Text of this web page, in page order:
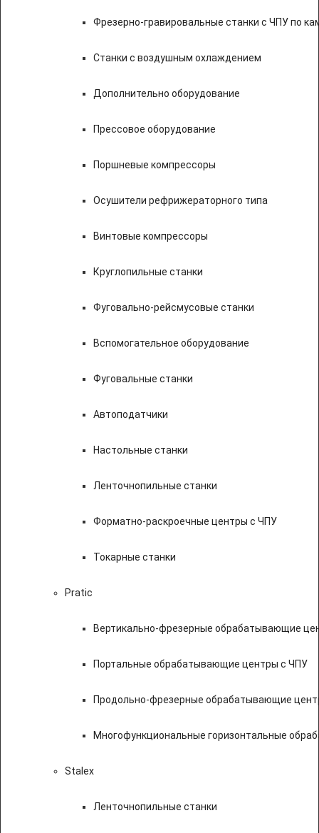
Фрезерно-гравировальные станки с ЧПУ по
Станки с воздушным охлаждением
Дополнительно оборудование
Прессовое оборудование
Поршневые компрессоры
Осушители рефрижераторного типа
Винтовые компрессоры
Круглопильные станки
Фуговально-рейсмусовые станки
Вспомогательное оборудование
Фуговальные станки
Автоподатчики
Настольные станки
Ленточнопильные станки
Форматно-раскроечные центры с ЧПУ
Токарные станки
Pratic
Вертикально-фрезерные обрабатывающие
Портальные обрабатывающие центры с ЧПУ
Продольно-фрезерные обрабатывающие
Многофункциональные горизонтальные
Stalex
Ленточнопильные станки